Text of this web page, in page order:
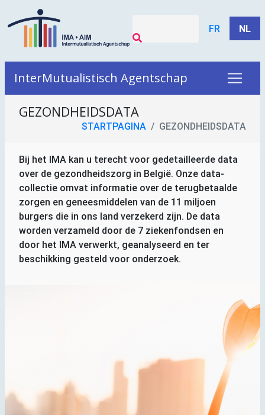
FR NL
InterMutualistisch Agentschap
GEZONDHEIDSDATA
STARTPAGINA GEZONDHEIDSDATA
Bij het IMA kan u terecht voor gedetailleerde data
over de gezondheidszorg in België. Onze data-
collectie omvat informatie over de terugbetaalde
zorgen en geneesmiddelen van de 11 miljoen
burgers die in ons land verzekerd zijn. De data
worden verzameld door de 7 ziekenfondsen en
door het IMA verwerkt, geanalyseerd en ter
beschikking gesteld voor onderzoek.